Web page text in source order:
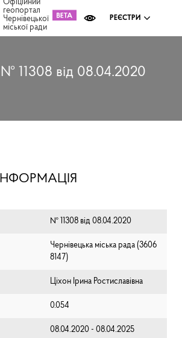
Офіційний
геопортал
Чернівецької
міської ради
РЕЄСТРИ
11308 від 08.04.2020
№ 11308 від 08.04.2020
Чернівецька міська рада (⁨3606
8147⁩)
Ціхон Ірина Ростиславівна
0.054
08.04.2020 - 08.04.2025